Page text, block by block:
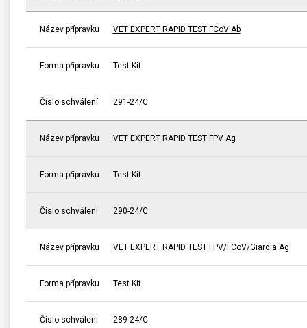
Název přípravku VET EXPERT RAPID TEST FCoV Ab
Forma přípravku Test Kit
Číslo schválení 291-24/C
Název přípravku VET EXPERT RAPID TEST FPV Ag
Forma přípravku Test Kit
Číslo schválení 290-24/C
Název přípravku VET EXPERT RAPID TEST FPV/FCoV/Giardia Ag
Forma přípravku Test Kit
Číslo schválení 289-24/C